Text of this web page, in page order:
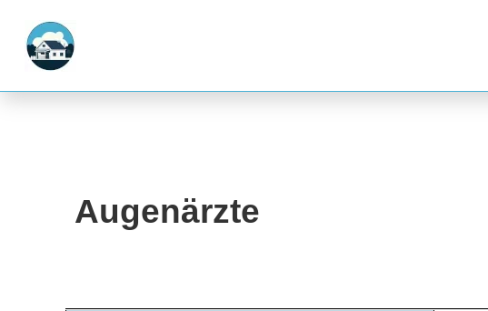
Augenärzte